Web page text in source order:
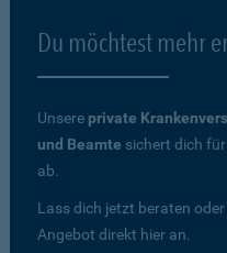
Du möchtest mehr
Unsere private
und Beamte sichert dich
ab.
Lass dich jetzt beraten
Angebot direkt hier an.